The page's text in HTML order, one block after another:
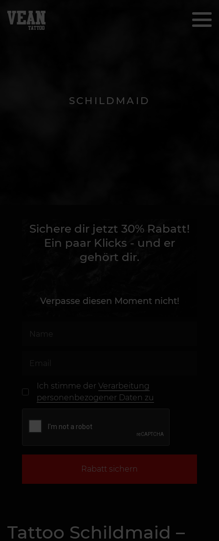
SCHILDMAID
Sichere dir jetzt 30% Rabatt!
Ein paar Klicks - und er
gehört dir.
Verpasse diesen Moment nicht!
Ich stimme der Verarbeitung
personenbezogener Daten zu
Rabatt sichern
Tattoo Schildmaid –